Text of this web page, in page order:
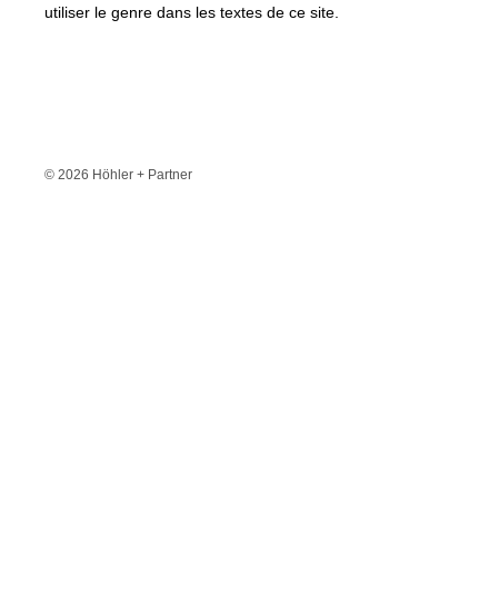
utiliser le genre dans les textes de ce site.
© 2026 Höhler + Partner